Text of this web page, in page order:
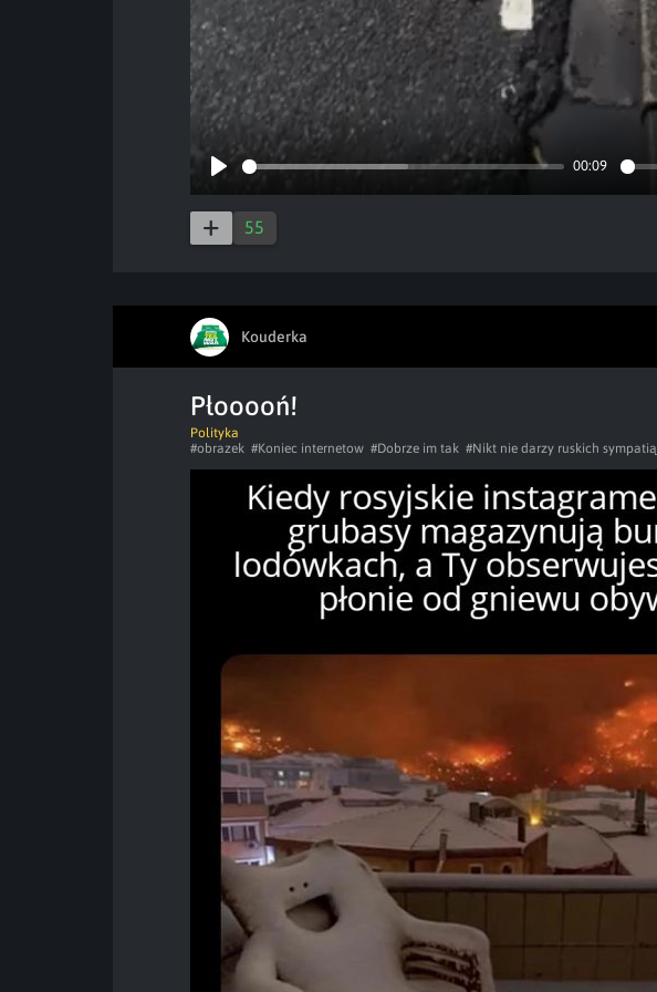
00:09
55
Kouderka
Płooooń!
Polityka
#obrazek #Koniec internetow #Dobrze im tak #Nikt nie darzy ruskich sympatią